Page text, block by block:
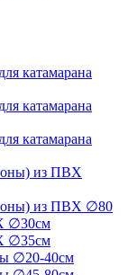
катамарана
катамарана
катамарана
из ПВХ
из ПВХ ∅80
∅30см
∅35см
∅20-40см